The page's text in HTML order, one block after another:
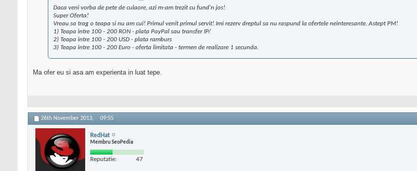
Daca veni vorba de pete de culaore, azi m-am trezit cu fund'n jos!
Super Oferta!
Vreau sa trag o teapa si nu am cui! Primul venit primul servit! Imi rezerv dreptul sa nu raspund la ofertele neinteresante. Astept PM!
1) Teapa intre 100 - 200 RON - plata PayPal sau transfer IP/
2) Teapa intre 100 - 200 USD - plata ramburs
3) Teapa intre 100 - 200 Euro - oferta limitata - termen de realizare 1 secunda.
Ma ofer eu si asa am experienta in luat tepe.
26th November 2013, 09:55
RedHat
Membru SeoPedia
Reputatie: 47